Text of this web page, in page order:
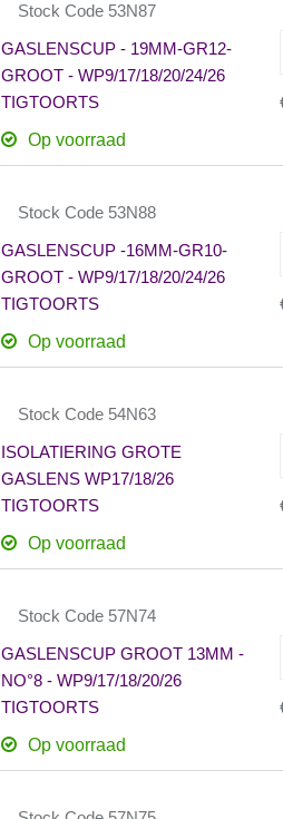
Stock Code 53N87
GASLENSCUP - 19MM-GR12-
GROOT - WP9/17/18/20/24/26
TIGTOORTS
Op voorraad
Stock Code 53N88
GASLENSCUP -16MM-GR10-
GROOT - WP9/17/18/20/24/26
TIGTOORTS
Op voorraad
Stock Code 54N63
ISOLATIERING GROTE
GASLENS WP17/18/26
TIGTOORTS
Op voorraad
Stock Code 57N74
GASLENSCUP GROOT 13MM -
NO°8 - WP9/17/18/20/26
TIGTOORTS
Op voorraad